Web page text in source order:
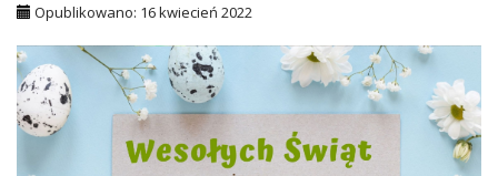
Opublikowano: 16 kwiecień 2022